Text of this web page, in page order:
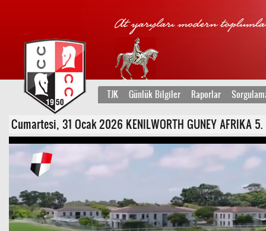
TJK Günlük Bilgiler Raporlar
Cumartesi, 31 Ocak 2026 KENILWORTH GUNEY AFRIKA